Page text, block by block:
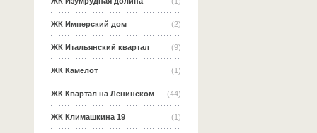
(2)
ЖК Имперский дом
(9)
ЖК Итальянский квартал
(1)
ЖК Камелот
(44)
ЖК Квартал на Ленинском
(1)
ЖК Климашкина 19